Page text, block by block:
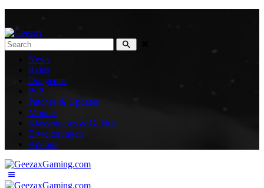
News
Raids
Dungeons
PvP
Patches & Updates
Mounts
Klassennews & Guides
Erweiterungen
Addons